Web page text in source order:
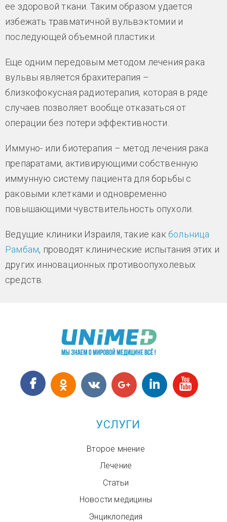
ее здоровой ткани. Таким образом удается
избежать травматичной вульвэктомии и
последующей объемной пластики.
Еще одним передовым методом лечения рака
вульвы является брахитерапия –
близкофокусная радиотерапия, которая в ряде
случаев позволяет вообще отказаться от
операции без потери эффективности.
Иммуно- или биотерапия – метод лечения рака
препаратами, активирующими собственную
иммунную систему пациента для борьбы с
раковыми клетками и одновременно
повышающими чувствительность опухоли.
Ведущие клиники Израиля, такие какбольница
Рамбам, проводят клинические испытания этих и
других инновационных противоопухолевых
средств.
УСЛУГИ
Второе мнение
Лечение
Статьи
Новости медицины
Энциклопедия